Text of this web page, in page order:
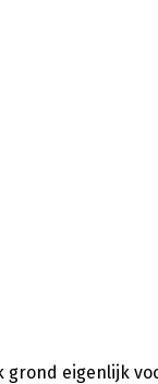
eigenlijk